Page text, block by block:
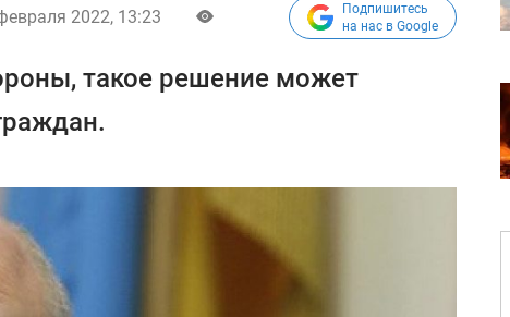
2022, 13:23
Подпишитесь
на нас в Google
такое решение может